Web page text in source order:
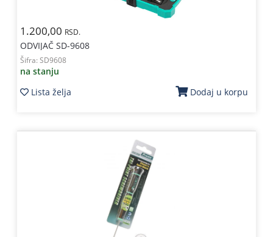
1.200,00 RSD.
ODVIJAČ SD-9608
Šifra: SD9608
na stanju
Lista želja
Dodaj u korpu